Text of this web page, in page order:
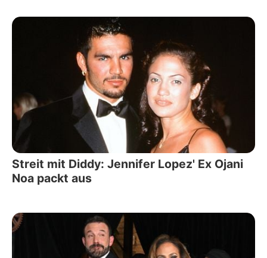
Streit mit Diddy: Jennifer Lopez' Ex Ojani
Noa packt aus